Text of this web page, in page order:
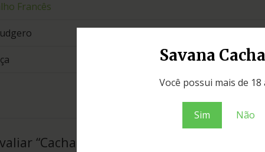
Savana
Você possui mais de 18
Sim Não
Francês
“Cachaça Saint Ludger Ouro garrafa